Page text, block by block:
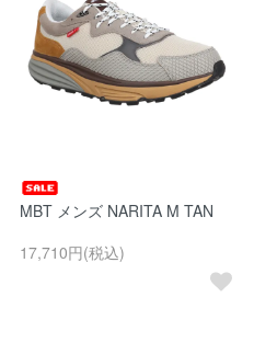
MBT メンズ NARITA M TAN
17,710円(税込)